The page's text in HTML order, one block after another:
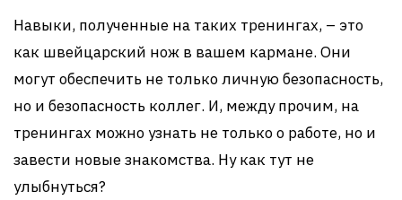
Навыки, полученные на таких тренингах, – это
как швейцарский нож в вашем кармане. Они
могут обеспечить не только личную безопасность,
но и безопасность коллег. И, между прочим, на
тренингах можно узнать не только о работе, но и
завести новые знакомства. Ну как тут не
улыбнуться?